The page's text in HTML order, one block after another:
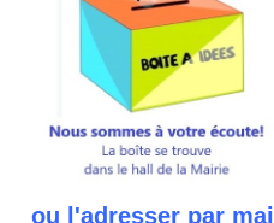
ou l'adresser par mail